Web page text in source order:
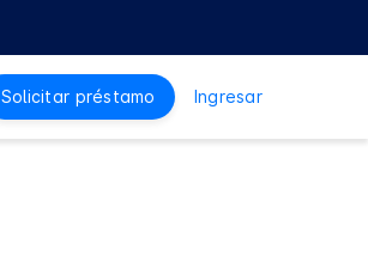
Solicitar préstamo Ingresar